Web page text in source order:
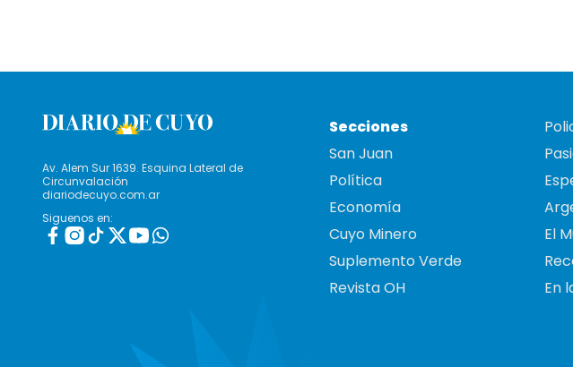
Av. Alem Sur 1639. Esquina Lateral de
Circunvalación
diariodecuyo.com.ar
Siguenos en:
Secciones
San Juan
Política
Economía
Cuyo Minero
Suplemento Verde
Revista OH
El
En